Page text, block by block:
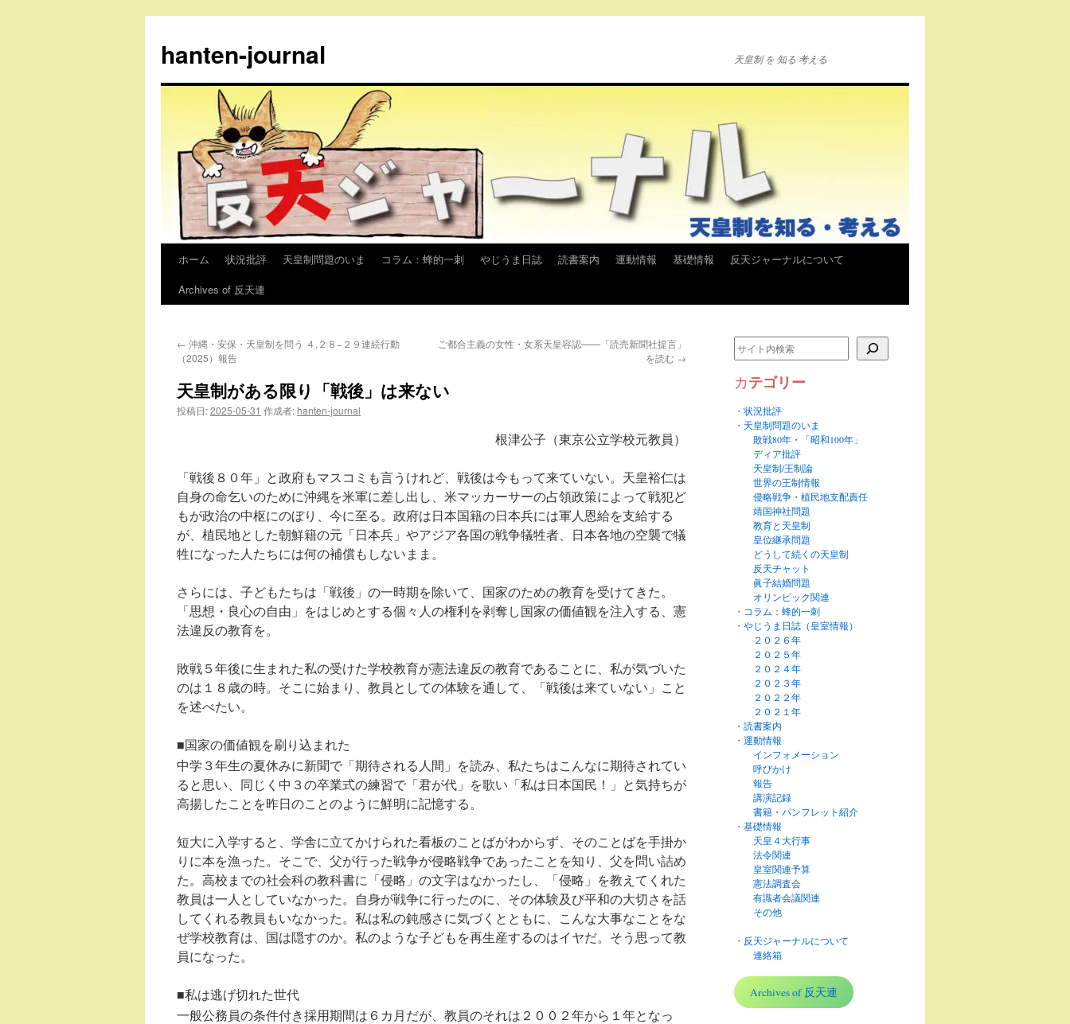
テ
ン
hanten-journal 天皇制 を 知る 考える
ホーム 状況批評 天皇制問題のいま コラム：蜂的一刺 やじうま日誌 読書案内 運動情報 基礎情報
反天ジャーナルについて
Archives of 反天連
← 沖縄・安保・天皇制を問う ４.２８−２９連続行動
（2025）報告
ご都合主義の女性・女系天皇容認——「読売新聞社提言」
を読む →
天皇制がある限り「戦後」は来ない
投稿日:2025-05-31 作成者: hanten-journal
根津公子（東京公立学校元教員）
「戦後８０年」と政府もマスコミも言うけれど、戦後は今もって来ていない。天皇裕仁は
自身の命乞いのために沖縄を米軍に差し出し、米マッカーサーの占領政策によって戦犯ど
もが政治の中枢にのぼり、今に至る。政府は日本国籍の日本兵には軍人恩給を支給する
が、植民地とした朝鮮籍の元「日本兵」やアジア各国の戦争犠牲者、日本各地の空襲で犠
牲になった人たちには何の補償もしないまま。
さらには、子どもたちは「戦後」の一時期を除いて、国家のための教育を受けてきた。
「思想・良心の自由」をはじめとする個々人の権利を剥奪し国家の価値観を注入する、憲
法違反の教育を。
敗戦５年後に生まれた私の受けた学校教育が憲法違反の教育であることに、私が気づいた
のは１８歳の時。そこに始まり、教員としての体験を通して、「戦後は来ていない」こと
を述べたい。
■国家の価値観を刷り込まれた
中学３年生の夏休みに新聞で「期待される人間」を読み、私たちはこんなに期待されてい
ると思い、同じく中３の卒業式の練習で「君が代」を歌い「私は日本国民！」と気持ちが
高揚したことを昨日のことのように鮮明に記憶する。
短大に入学すると、学舎に立てかけられた看板のことばがわからず、そのことばを手掛か
りに本を漁った。そこで、父が行った戦争が侵略戦争であったことを知り、父を問い詰め
た。高校までの社会科の教科書に「侵略」の文字はなかったし、「侵略」を教えてくれた
教員は一人としていなかった。自身が戦争に行ったのに、その体験及び平和の大切さを話
してくれる教員もいなかった。私は私の鈍感さに気づくとともに、こんな大事なことをな
ぜ学校教育は、国は隠すのか。私のような子どもを再生産するのはイヤだ。そう思って教
員になった。
■私は逃げ切れた世代
一般公務員の条件付き採用期間は６カ月だが、教員のそれは２００２年から１年となっ
カテゴリー
・ 状況批評
・ 天皇制問題のいま
敗戦80年・「昭和100年 」
ディア批評
天皇制/王制論
世界の王制情報
侵略戦争・植民地支配責任
靖国神社問題
教育と天皇制
皇位継承問題
どうして続くの天皇制
反天チャット
眞子結婚問題
オリンピック関連
・ コラム：蜂的一刺
・ やじうま日誌（皇室情報）
２０２６年
２０２５年
２０２４年
２０２３年
２０２２年
２０２１年
・ 読書案内
・ 運動情報
インフォメーション
呼びかけ
報告
講演記録
書籍・パンフレット紹介
・ 基礎情報
天皇４大行事
法令関連
皇室関連予算
憲法調査会
有識者会議関連
その他
・ 反天ジャーナルについて
連絡箱
Archives of 反天連